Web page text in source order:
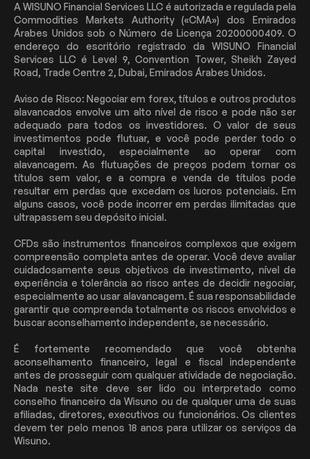
A WISUNO Financial Services LLC é autorizada e regulada pela
Commodities Markets Authority («CMA») dos Emirados
Árabes Unidos sob o Número de Licença 20200000409. O
endereço do escritório registrado da WISUNO Financial
Services LLC é Level 9, Convention Tower, Sheikh Zayed
Road, Trade Centre 2, Dubai, Emirados Árabes Unidos.
Aviso de Risco: Negociar em forex, títulos e outros produtos
alavancados envolve um alto nível de risco e pode não ser
adequado para todos os investidores. O valor de seus
investimentos pode flutuar, e você pode perder todo o
capital investido, especialmente ao operar com
alavancagem. As flutuações de preços podem tornar os
títulos sem valor, e a compra e venda de títulos pode
resultar em perdas que excedam os lucros potenciais. Em
alguns casos, você pode incorrer em perdas ilimitadas que
ultrapassem seu depósito inicial.
CFDs são instrumentos financeiros complexos que exigem
compreensão completa antes de operar. Você deve avaliar
cuidadosamente seus objetivos de investimento, nível de
experiência e tolerância ao risco antes de decidir negociar,
especialmente ao usar alavancagem. É sua responsabilidade
garantir que compreenda totalmente os riscos envolvidos e
buscar aconselhamento independente, se necessário.
É fortemente recomendado que você obtenha
aconselhamento financeiro, legal e fiscal independente
antes de prosseguir com qualquer atividade de negociação.
Nada neste site deve ser lido ou interpretado como
conselho financeiro da Wisuno ou de qualquer uma de suas
afiliadas, diretores, executivos ou funcionários. Os clientes
devem ter pelo menos 18 anos para utilizar os serviços da
Wisuno.